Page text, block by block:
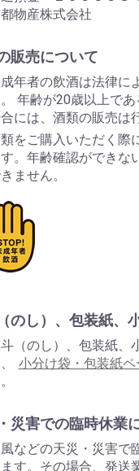
物産株式会社
販売について
年者の飲酒は法律に
年齢が20歳以上で
には、酒類の販売は
をご購入いただく際
。年齢確認ができな
ません。
のし）、包装紙、
（のし）、包装紙、
小分け袋・包装紙ペ
災害での臨時休業
などの天災・災害で
す。その場合、発送